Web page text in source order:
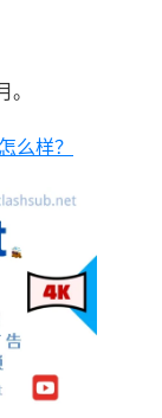
么样？